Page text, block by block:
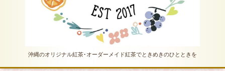
沖縄のオリジナル紅茶･オーダーメイド紅茶でときめきのひとときを